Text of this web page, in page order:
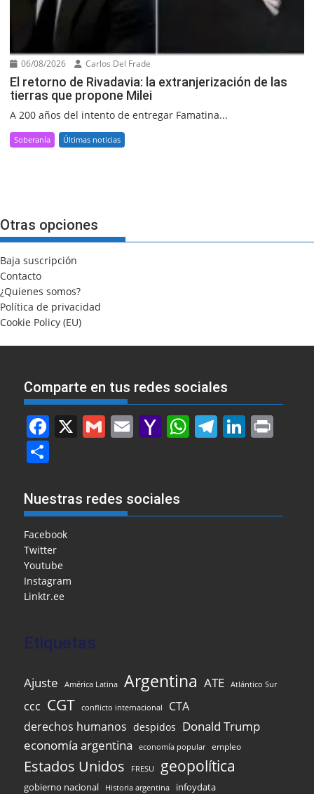
06/08/2026 Carlos Del Frade
El retorno de Rivadavia: la extranjerización de las
tierras que propone Milei
A 200 años del intento de entregar Famatina...
Soberanía Últimas noticias
Otras opciones
Baja suscripción
Contacto
¿Quienes somos?
Política de privacidad
Cookie Policy (EU)
Comparte en tus redes sociales
F
e
b
o
o
k
X G
l
E
l
Y
o
o
W
A
T
a
Li
dI
ar
e
Nuestras redes sociales
Facebook
Twitter
Youtube
Instagram
Linktr.ee
Etiquetas
Ajuste América Latina Argentina ATE Atlántico Sur
ccc CGT conflicto internacional
CTA
derechos humanos despidos Donald Trump
economía argentina
economía popular empleo
Estados Unidos FRESU geopolítica
gobierno nacional Historia argentina infoydata